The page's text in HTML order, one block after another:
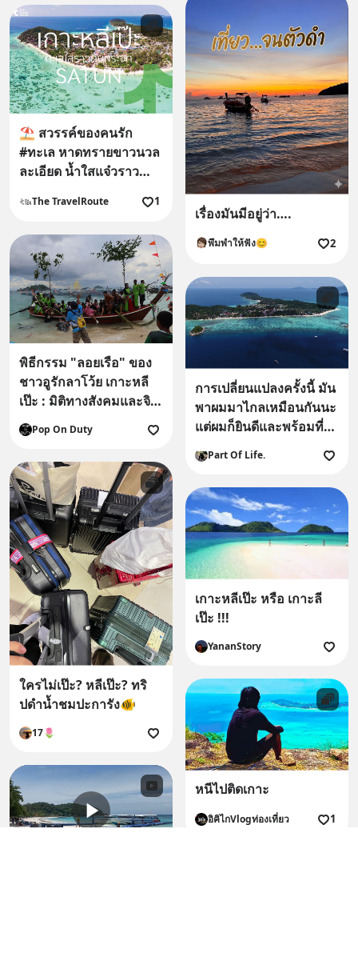
เรื่องมันมีอยู่ว่า….
พึมพำให้ฟัง😊 2
⛱️ สวรรค์ของคนรัก
#ทะเล หาดทรายขาวนวล
ละเอียด น้ำใสแจ๋วราว
#เกาะหลีเป๊ะ #สตูล 💙
The TravelRoute 1
พิธีกรรม "ลอยเรือ" ของ
ชาวอูรักลาโว้ย เกาะหลี
เป๊ะ : มิติทางสังคมและจิต
วิญญาณ
Pop On Duty
การเปลี่ยนแปลงครั้งนี้ มัน
พาผมมาไกลเหมือนกันนะ
แต่ผมก็ยินดีและพร้อมที่จะ
Part Of Life.
ใครไม่เป๊ะ? หลีเป๊ะ? ทริ
ปดำน้ำชมปะการัง🐠
17🌷
เกาะหลีเป๊ะ หรือ เกาะลี
เป๊ะ !!!
YananStory
หนีไปติดเกาะ
อิคิไกVlogท่องเที่ยว 1